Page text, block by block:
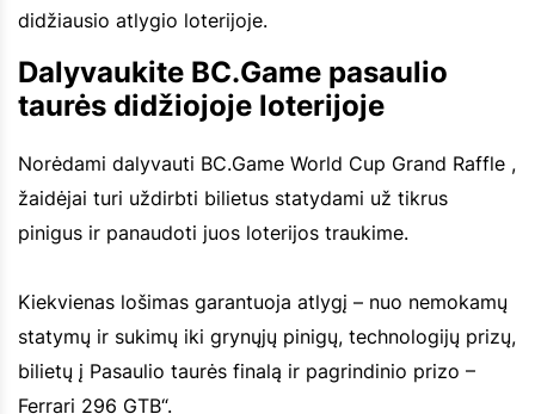
didžiausio atlygio loterijoje.
Dalyvaukite BC.Game pasaulio
taurės didžiojoje loterijoje
Norėdami dalyvauti BC.Game World Cup Grand Raffle ,
žaidėjai turi uždirbti bilietus statydami už tikrus
pinigus ir panaudoti juos loterijos traukime.
Kiekvienas lošimas garantuoja atlygį – nuo nemokamų
statymų ir sukimų iki grynųjų pinigų, technologijų prizų,
bilietų į Pasaulio taurės finalą ir pagrindinio prizo –
Ferrari 296 GTB“.